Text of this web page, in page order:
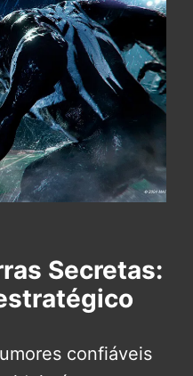
Secretas:
confiáveis